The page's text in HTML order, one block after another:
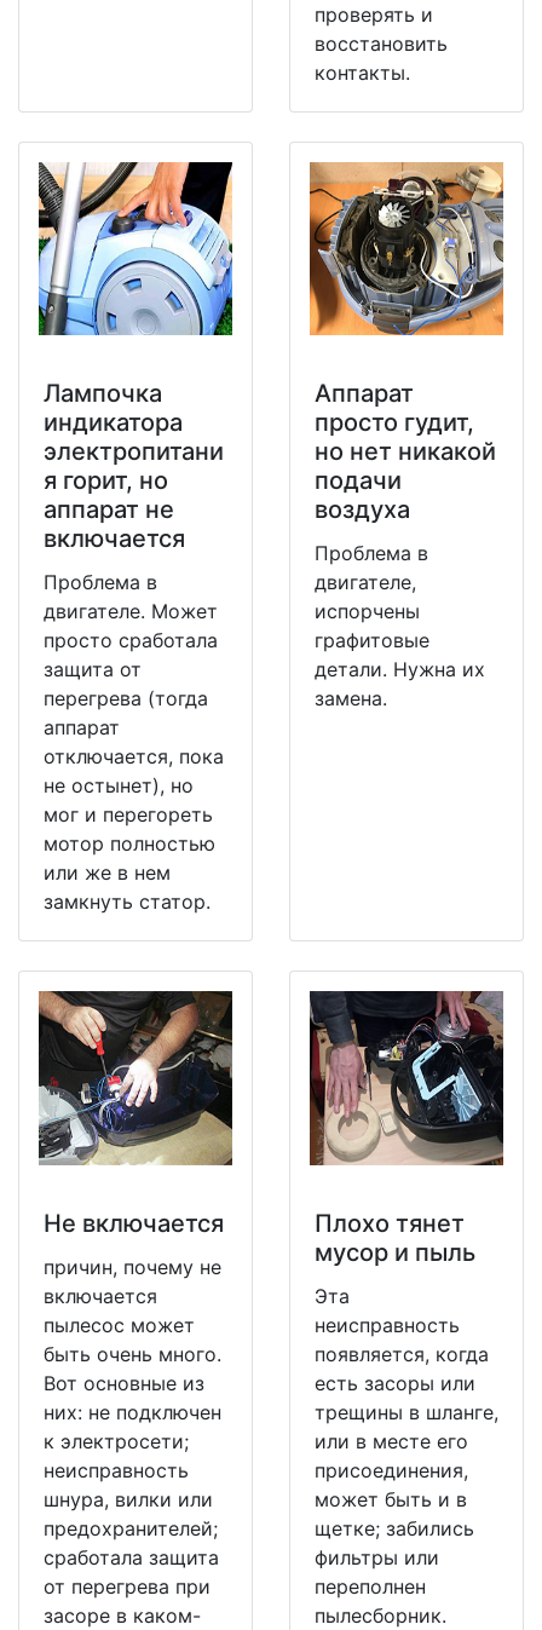
проверять и
восстановить
контакты.
Лампочка
индикатора
электропитани
я горит, но
аппарат не
включается
Проблема в
двигателе. Может
просто сработала
защита от
перегрева (тогда
аппарат
отключается, пока
не остынет), но
мог и перегореть
мотор полностью
или же в нем
замкнуть статор.
Аппарат
просто гудит,
но нет никакой
подачи
воздуха
Проблема в
двигателе,
испорчены
графитовые
детали. Нужна их
замена.
Не включается
причин, почему не
включается
пылесос может
быть очень много.
Вот основные из
них: не подключен
к электросети;
неисправность
шнура, вилки или
предохранителей;
сработала защита
от перегрева при
засоре в каком-
Плохо тянет
мусор и пыль
Эта
неисправность
появляется, когда
есть засоры или
трещины в шланге,
или в месте его
присоединения,
может быть и в
щетке; забились
фильтры или
переполнен
пылесборник.